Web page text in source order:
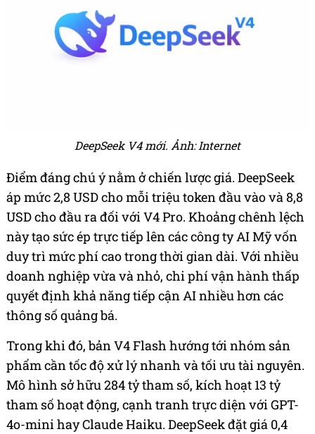
DeepSeek V4 mới. Ảnh: Internet
Điểm đáng chú ý nằm ở chiến lược giá. DeepSeek
áp mức 2,8 USD cho mỗi triệu token đầu vào và 8,8
USD cho đầu ra đối với V4 Pro. Khoảng chênh lệch
này tạo sức ép trực tiếp lên các công ty AI Mỹ vốn
duy trì mức phí cao trong thời gian dài. Với nhiều
doanh nghiệp vừa và nhỏ, chi phí vận hành thấp
quyết định khả năng tiếp cận AI nhiều hơn các
thông số quảng bá.
Trong khi đó, bản V4 Flash hướng tới nhóm sản
phẩm cần tốc độ xử lý nhanh và tối ưu tài nguyên.
Mô hình sở hữu 284 tỷ tham số, kích hoạt 13 tỷ
tham số hoạt động, cạnh tranh trực diện với GPT-
4o-mini hay Claude Haiku. DeepSeek đặt giá 0,4